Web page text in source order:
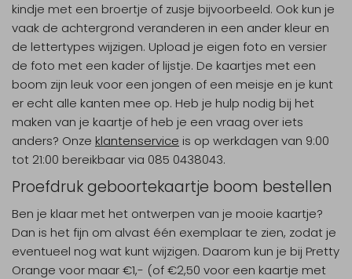
kindje met een broertje of zusje bijvoorbeeld. Ook kun je
vaak de achtergrond veranderen in een ander kleur en
de lettertypes wijzigen. Upload je eigen foto en versier
de foto met een kader of lijstje. De kaartjes met een
boom zijn leuk voor een jongen of een meisje en je kunt
er echt alle kanten mee op. Heb je hulp nodig bij het
maken van je kaartje of heb je een vraag over iets
anders? Onze klantenservice is op werkdagen van 9:00
tot 21:00 bereikbaar via 085 0438043.
Proefdruk geboortekaartje boom bestellen
Ben je klaar met het ontwerpen van je mooie kaartje?
Dan is het fijn om alvast één exemplaar te zien, zodat je
eventueel nog wat kunt wijzigen. Daarom kun je bij Pretty
Orange voor maar €1,- (of €2,50 voor een kaartje met